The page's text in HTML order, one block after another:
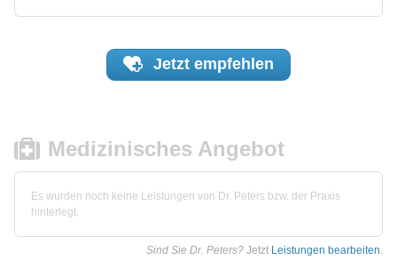
Jetzt empfehlen
Medizinisches Angebot
Es wurden noch keine Leistungen von Dr. Peters bzw. der Praxis
hinterlegt.
Sind Sie Dr. Peters? Jetzt Leistungen bearbeiten.